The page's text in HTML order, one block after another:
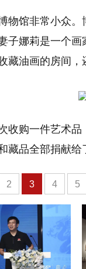
物馆非常小众
子娜莉是一个
藏油画的房间，
收购一件艺术品
藏品全部捐献给
2 3 4 5